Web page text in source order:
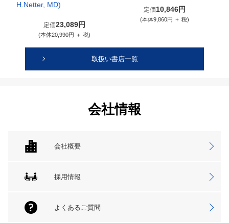
H.Netter, MD)
定価23,089円
(本体20,990円 ＋ 税)
定価10,846円
(本体9,860円 ＋ 税)
取扱い書店一覧
会社情報
会社概要
採用情報
よくあるご質問